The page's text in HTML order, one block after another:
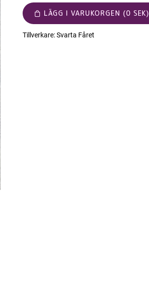
LÄGG I VARUKORGEN (0 SEK)
Tillverkare:Svarta Fåret